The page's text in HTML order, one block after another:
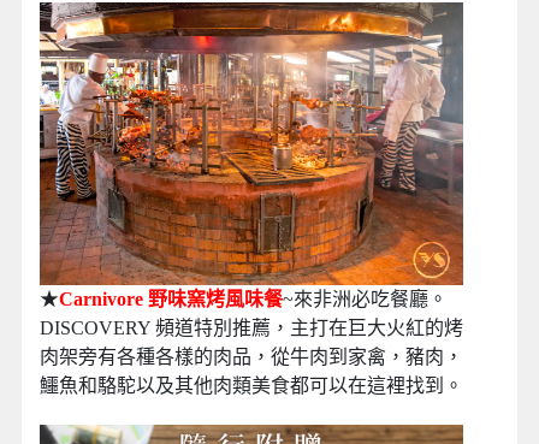
★Carnivore 野味窯烤風味餐~來非洲必吃餐廳。
DISCOVERY 頻道特別推薦，主打在巨大火紅的烤
肉架旁有各種各樣的肉品，從牛肉到家禽，豬肉，
鱷魚和駱駝以及其他肉類美食都可以在這裡找到。